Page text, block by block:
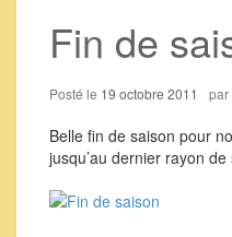
Fin de
Posté le 19 octobre 2011 par
Belle fin de saison pour
jusqu’au dernier rayon de